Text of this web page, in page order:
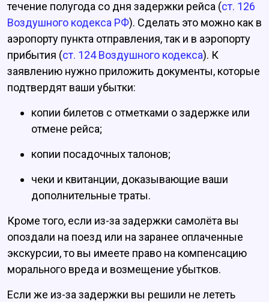
течение полугода со дня задержки рейса (ст. 126
Воздушного кодекса РФ). Сделать это можно как в
аэропорту пункта отправления, так и в аэропорту
прибытия (ст. 124 Воздушного кодекса). К
заявлению нужно приложить документы, которые
подтвердят ваши убытки:
копии билетов с отметками о задержке или
отмене рейса;
копии посадочных талонов;
чеки и квитанции, доказывающие ваши
дополнительные траты.
Кроме того, если из-за задержки самолёта вы
опоздали на поезд или на заранее оплаченные
экскурсии, то вы имеете право на компенсацию
морального вреда и возмещение убытков.
Если же из-за задержки вы решили не лететь